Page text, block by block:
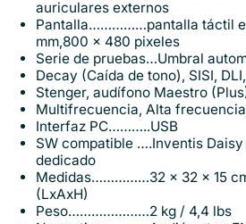
auriculares externos
Pantalla……………pantalla táctil
mm,800 x 480 pixeles
Serie de pruebas…Umbral
Decay (Caída de tono), SISI,
Stenger, audífono Maestro
Multifrecuencia, Alta
Interfaz PC………..USB
SW compatible ….Inventis
dedicado
Medidas……………32 x 32 x 15
(LxAxH)
Peso…………………2 kg / 4,4 lbs